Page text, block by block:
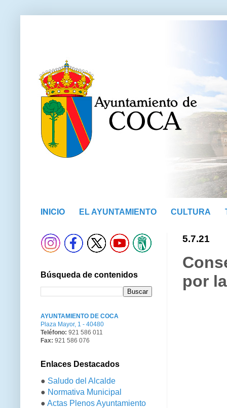
INICIO EL AYUNTAMIENTO CULTURA
5.7.21
por
Búsqueda de contenidos
AYUNTAMIENTO DE COCA
Plaza Mayor, 1 - 40480
Teléfono: 921 586 011
Fax: 921 586 076
Enlaces Destacados
● Saludo del Alcalde
● Normativa Municipal
● Actas Plenos Ayuntamiento